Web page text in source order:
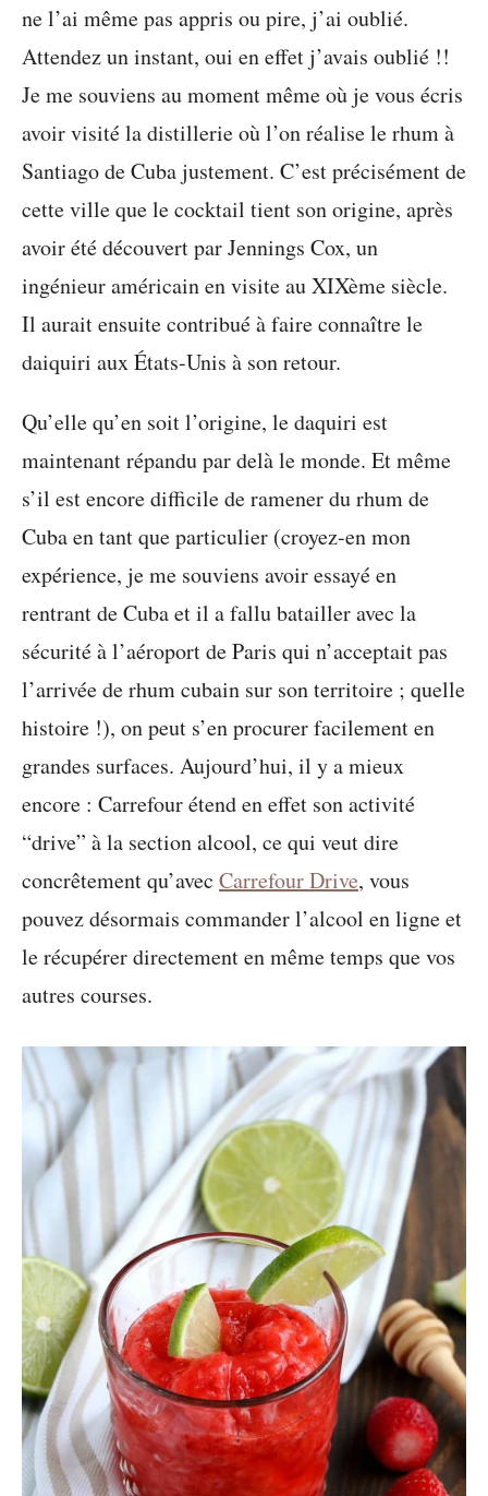
ne l’ai même pas appris ou pire, j’ai oublié.
Attendez un instant, oui en effet j’avais oublié !!
Je me souviens au moment même où je vous écris
avoir visité la distillerie où l’on réalise le rhum à
Santiago de Cuba justement. C’est précisément de
cette ville que le cocktail tient son origine, après
avoir été découvert par Jennings Cox, un
ingénieur américain en visite au XIXème siècle.
Il aurait ensuite contribué à faire connaître le
daiquiri aux États-Unis à son retour.
Qu’elle qu’en soit l’origine, le daquiri est
maintenant répandu par delà le monde. Et même
s’il est encore difficile de ramener du rhum de
Cuba en tant que particulier (croyez-en mon
expérience, je me souviens avoir essayé en
rentrant de Cuba et il a fallu batailler avec la
sécurité à l’aéroport de Paris qui n’acceptait pas
l’arrivée de rhum cubain sur son territoire ; quelle
histoire !), on peut s’en procurer facilement en
grandes surfaces. Aujourd’hui, il y a mieux
encore : Carrefour étend en effet son activité
“drive” à la section alcool, ce qui veut dire
concrêtement qu’avec Carrefour Drive, vous
pouvez désormais commander l’alcool en ligne et
le récupérer directement en même temps que vos
autres courses.